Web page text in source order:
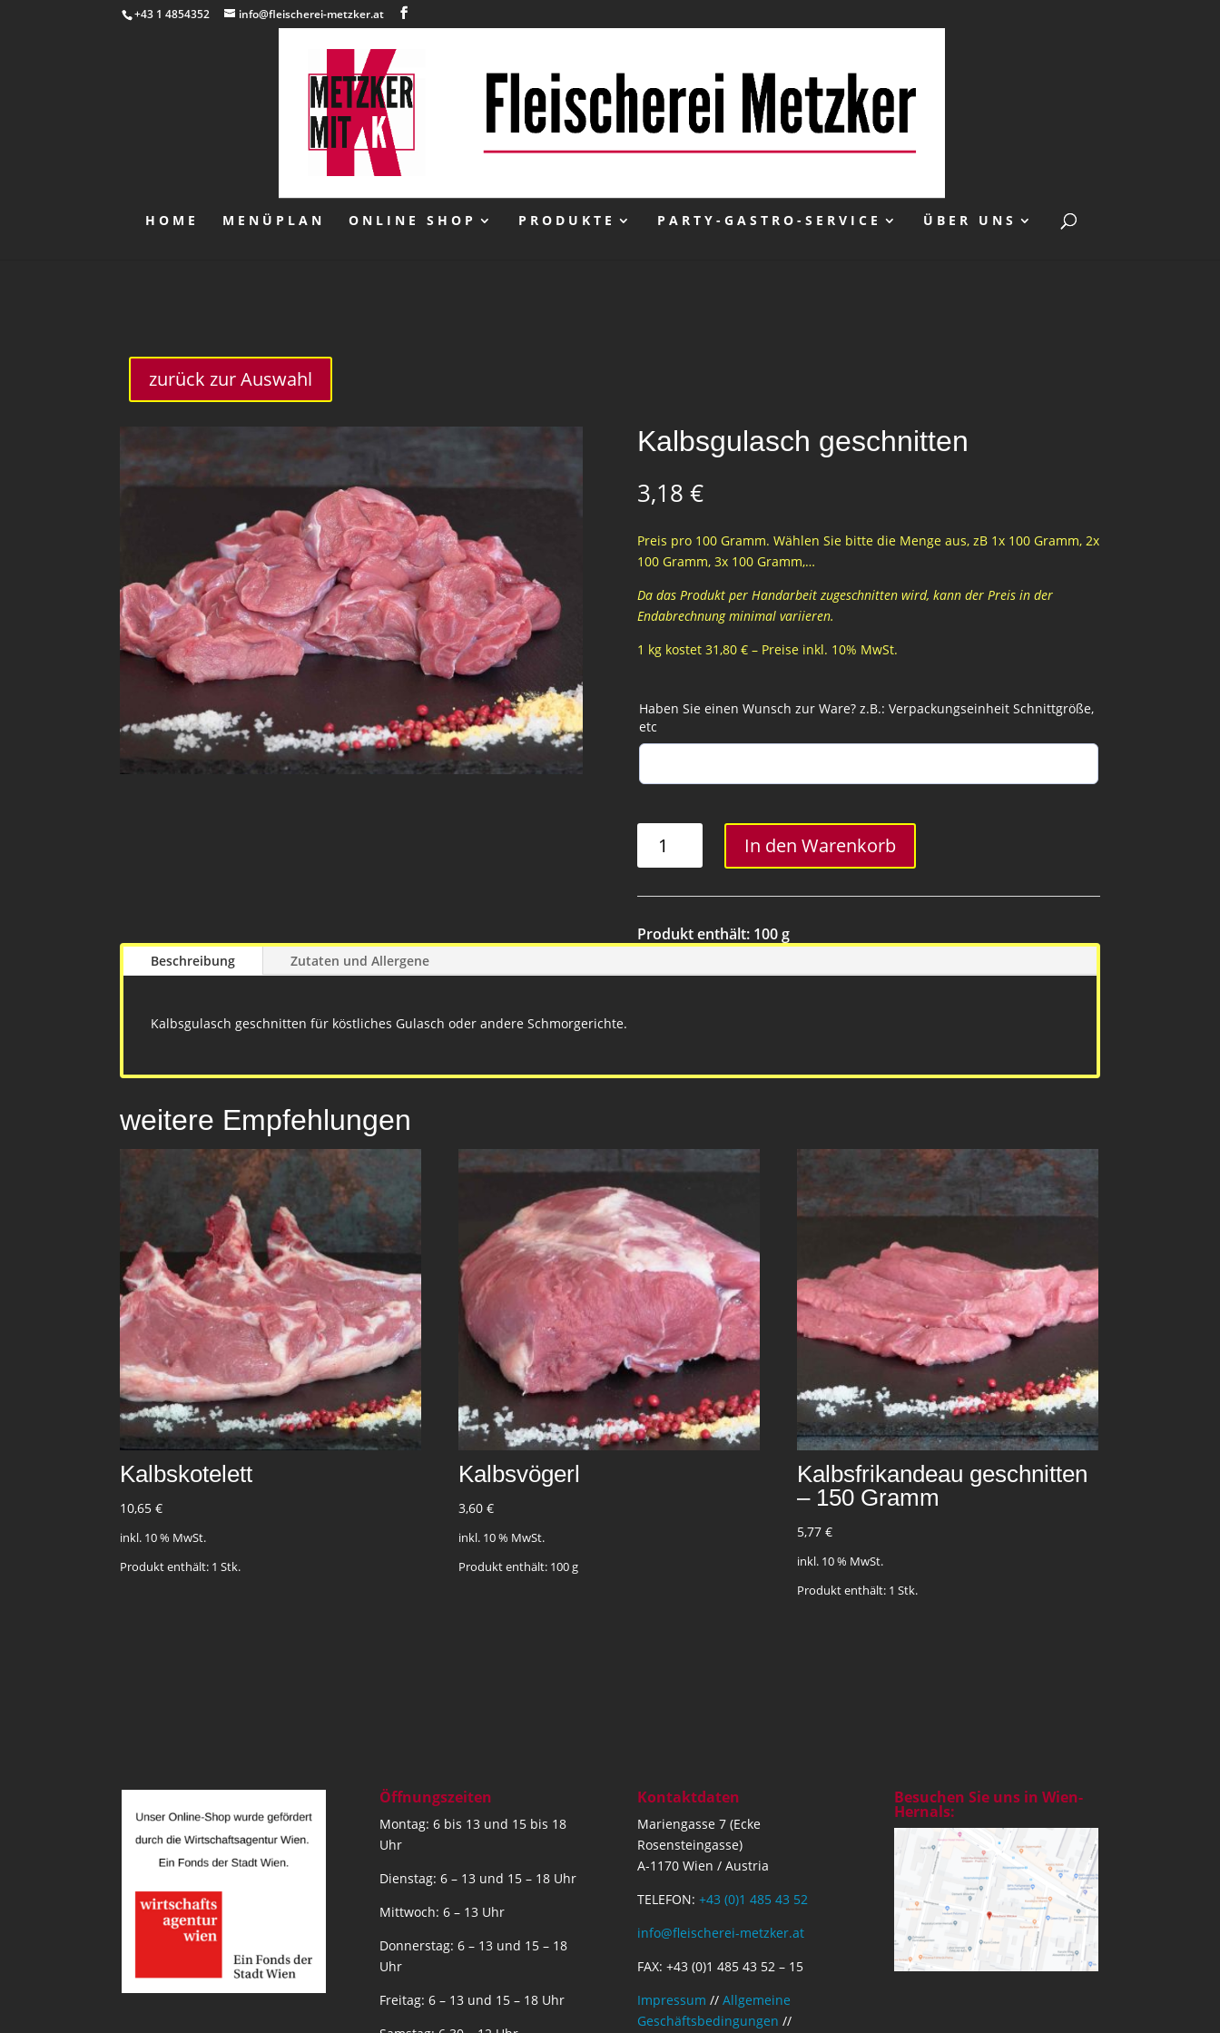
+43 1 4854352 info@fleischerei-metzker.at
HOME MENÜPLAN ONLINE SHOP PRODUKTE PARTY-GASTRO-SERVICE ÜBER UNS
zurück zur Auswahl
Kalbsgulasch geschnitten
3,18 €
Preis pro 100 Gramm. Wählen Sie bitte die Menge aus, zB 1x 100 Gramm, 2x
100 Gramm, 3x 100 Gramm,…
Da das Produkt per Handarbeit zugeschnitten wird, kann der Preis in der
Endabrechnung minimal variieren.
1 kg kostet 31,80 € – Preise inkl. 10% MwSt.
Haben Sie einen Wunsch zur Ware? z.B.: Verpackungseinheit Schnittgröße,
etc
geschnitten
In den Warenkorb
Produkt enthält: 100g
Beschreibung Zutaten und Allergene
Kalbsgulasch geschnitten für köstliches Gulasch oder andere Schmorgerichte.
weitere Empfehlungen
Kalbskotelett
10,65 €
inkl. 10 % MwSt.
Produkt enthält: 1 Stk.
Kalbsvögerl
3,60€
inkl. 10 % MwSt.
Produkt enthält: 100g
Kalbsfrikandeau geschnitten
– 150 Gramm
5,77€
inkl. 10 % MwSt.
Produkt enthält: 1Stk.
Öffnungszeiten
Montag: 6 bis 13 und 15 bis 18
Uhr
Dienstag: 6 – 13 und 15 – 18 Uhr
Mittwoch: 6 – 13 Uhr
Donnerstag: 6 – 13 und 15 – 18
Uhr
Freitag: 6 – 13 und 15 – 18 Uhr
Kontaktdaten
Mariengasse 7 (Ecke
Rosensteingasse)
A-1170 Wien / Austria
TELEFON: +43 (0)1 485 43 52
info@fleischerei-metzker.at
FAX: +43 (0)1 485 43 52 – 15
Impressum // Allgemeine
Geschäftsbedingungen //
Besuchen Sie uns in Wien-
Hernals: